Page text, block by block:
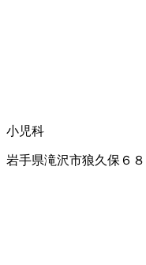
小児科
岩手県滝沢市狼久保６８